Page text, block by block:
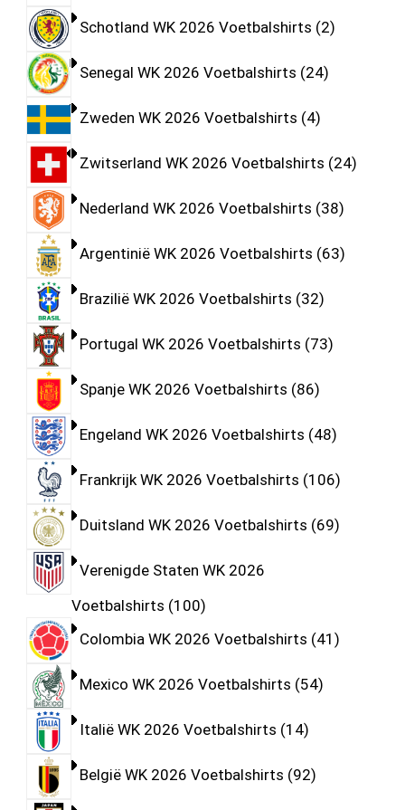
Schotland WK 2026 Voetbalshirts 2
Senegal WK 2026 Voetbalshirts 24
Zweden WK 2026 Voetbalshirts 4
Zwitserland WK 2026 Voetbalshirts 24
Nederland WK 2026 Voetbalshirts 38
Argentinië WK 2026 Voetbalshirts 63
Brazilië WK 2026 Voetbalshirts 32
Portugal WK 2026 Voetbalshirts 73
Spanje WK 2026 Voetbalshirts 86
Engeland WK 2026 Voetbalshirts 48
Frankrijk WK 2026 Voetbalshirts 106
Duitsland WK 2026 Voetbalshirts 69
Verenigde Staten WK 2026
Voetbalshirts 100
Colombia WK 2026 Voetbalshirts 41
Mexico WK 2026 Voetbalshirts 54
Italië WK 2026 Voetbalshirts 14
België WK 2026 Voetbalshirts 92